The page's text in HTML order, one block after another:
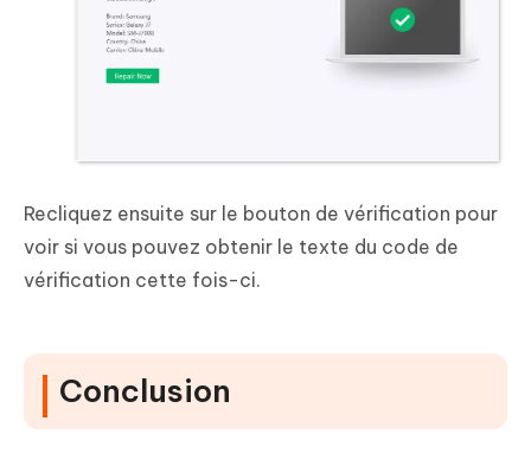
Recliquez ensuite sur le bouton de vérification pour
voir si vous pouvez obtenir le texte du code de
vérification cette fois-ci.
Conclusion